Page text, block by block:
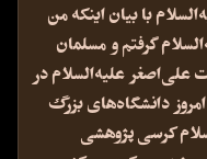
با بیان‌ اینکه من
گرفتم و مسلمان
علیه‌السلام در
دانشگاه‌های بزرگ
کرسی پژوهشی